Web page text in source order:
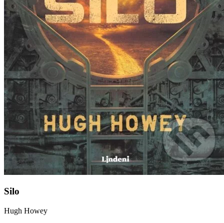
Silo
Hugh Howey